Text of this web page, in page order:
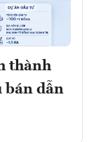
thành
bán dẫn